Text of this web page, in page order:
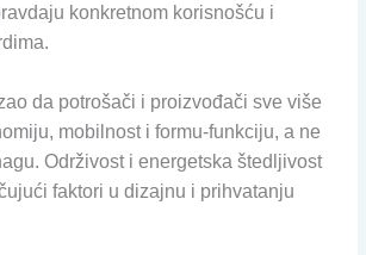
konkretnom korisnošću i
da potrošači i proizvođači sve više
mobilnost i formu-funkciju, a ne
Održivost i energetska štedljivost
faktori u dizajnu i prihvatanju